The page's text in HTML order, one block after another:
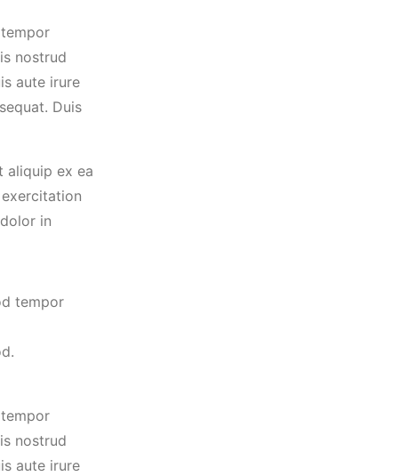
nostrud
aute irure
Duis
aliquip ex ea
in
tempor
nostrud
aute irure